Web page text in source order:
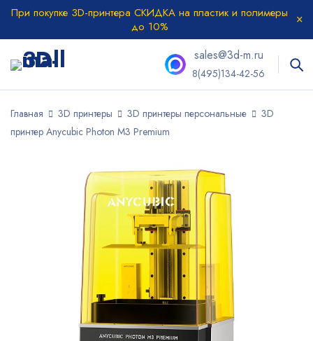
При покупке 3D-принтера СКИДКА на пластик и полимеры
до 10%
sales@3d-m.ru
8(495)134-42-56
Главная 3D принтеры 3D принтеры персональные
3D
принтер Anycubic Photon M3 Premium